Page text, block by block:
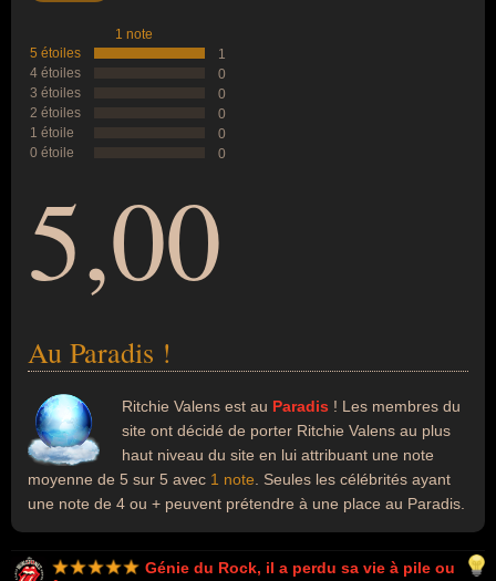
1 note
5 étoiles
1
4 étoiles
0
3 étoiles
0
2 étoiles
0
1 étoile
0
0 étoile
0
5,00
Au Paradis !
Ritchie Valens est au Paradis ! Les membres du
site ont décidé de porter Ritchie Valens au plus
haut niveau du site en lui attribuant une note
moyenne de 5 sur 5 avec 1 note . Seules les célébrités ayant
une note de 4 ou + peuvent prétendre à une place au Paradis.
Génie du Rock, il a perdu sa vie à pile ou